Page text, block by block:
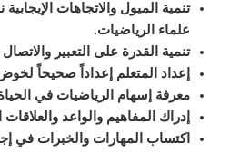
تنمية الميول والاتجاهات
علماء الرياضيات.
تنمية القدرة على التعبير
إعداد المتعلم إعداداً صحيحاً
معرفة إسهام الرياضيات في
إدراك المفاهيم والواعد والعلاقات
اكتساب المهارات والخبرات في